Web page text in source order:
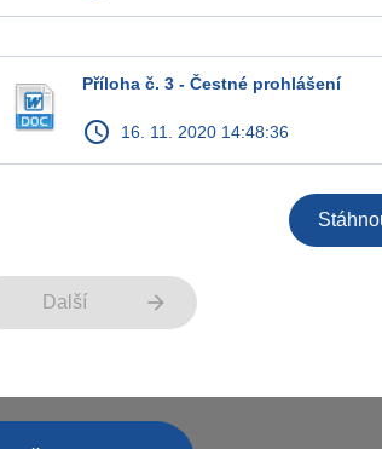
Příloha č. 3 - Čestné prohlášení
access_time 16. 11. 2020 14:48:36
Další arrow_forward